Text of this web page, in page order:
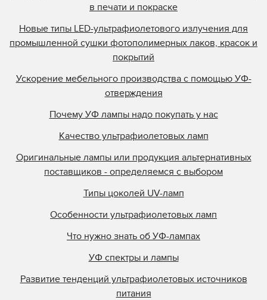
в печати и покраске
Новые типы LED-ультрафиолетового излучения для
промышленной сушки фотополимерных лаков, красок и
покрытий
Ускорение мебельного производства с помощью УФ-
отверждения
Почему УФ лампы надо покупать у нас
Качество ультрафиолетовых ламп
Оригинальные лампы или продукция альтернативных
поставщиков - определяемся с выбором
Типы цоколей UV-ламп
Особенности ультрафиолетовых ламп
Что нужно знать об УФ-лампах
УФ спектры и лампы
Развитие тенденций ультрафиолетовых источников
питания